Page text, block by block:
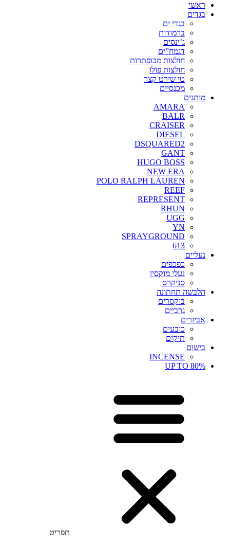
ראשי
בגדים
בגדי ים
ברמודות
ג’ינסים
דגמח”ים
חולצות מכופתרות
חולצות פולו
טי שירט קצר
מכנסיים
מותגים
AMARA
BALR
CRAISER
DIESEL
DSQUARED2
GANT
HUGO BOSS
NEW ERA
POLO RALPH LAUREN
REEF
REPRESENT
RHUN
UGG
YN
SPRAYGROUND
613
נעליים
כפכפים
נעלי מוקסין
סניקרס
הלבשה תחתונה
בוקסרים
גרביים
אביזרים
כובעים
תיקים
בישום
INCENSE
UP TO 80%
תפריט